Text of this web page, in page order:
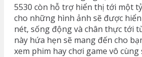
5530 còn hỗ trợ hiển thị tới một
cho những hình ảnh sẽ được
nét, sống động và chân thực tới
này hứa hẹn sẽ mang đến cho
xem phim hay chơi game vô cùng